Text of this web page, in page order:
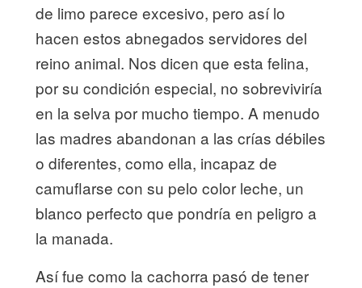
de limo parece excesivo, pero así lo
hacen estos abnegados servidores del
reino animal. Nos dicen que esta felina,
por su condición especial, no sobreviviría
en la selva por mucho tiempo. A menudo
las madres abandonan a las crías débiles
o diferentes, como ella, incapaz de
camuflarse con su pelo color leche, un
blanco perfecto que pondría en peligro a
la manada.
Así fue como la cachorra pasó de tener